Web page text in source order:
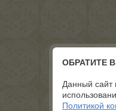
ОБРАТИТЕ
Данный сайт
Политикой